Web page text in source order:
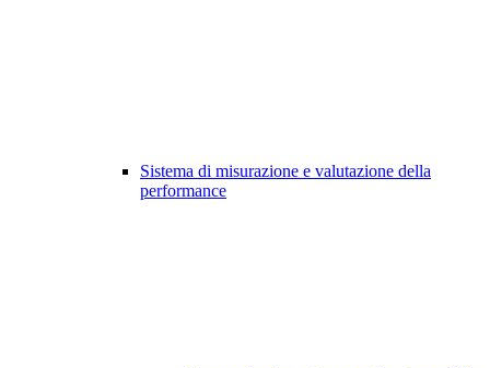
Sistema di misurazione e valutazione della
performance